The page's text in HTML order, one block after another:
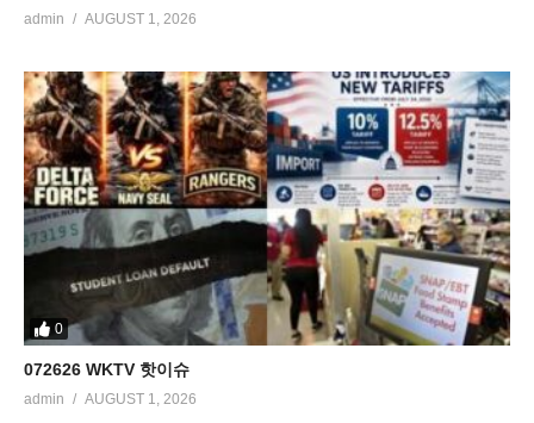
admin AUGUST 1, 2026
0
072626 WKTV 핫이슈
admin AUGUST 1, 2026